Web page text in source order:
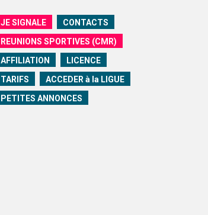
JE SIGNALE
CONTACTS
REUNIONS SPORTIVES (CMR)
AFFILIATION
LICENCE
TARIFS
ACCEDER à la LIGUE
PETITES ANNONCES